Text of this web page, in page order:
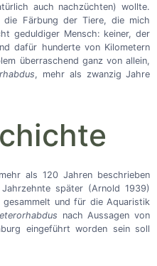
auch nachzüchten) wollte.
Färbung der Tiere, die mich
geduldiger Mensch: keiner, der
dafür hunderte von Kilometern
überraschend ganz von allein,
, mehr als zwanzig Jahre
als 120 Jahren beschrieben
später (Arnold 1939)
und für die Aquaristik
nach Aussagen von
eingeführt worden sein soll